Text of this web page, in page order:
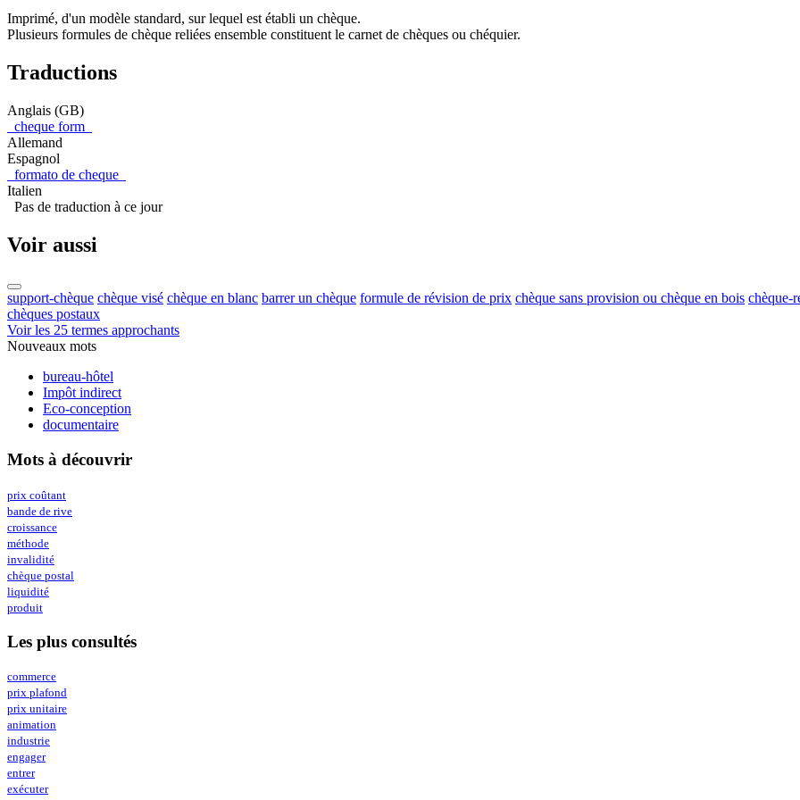
Imprimé, d'un modèle standard, sur lequel est établi un chèque.
Plusieurs formules de chèque reliées ensemble constituent le carnet de chèques ou chéquier.
Traductions
Anglais (GB)
cheque form
Allemand
Espagnol
formato de cheque
Italien
Pas de traduction à ce jour
Voir aussi
support-chèque chèque visé chèque en blanc barrer un chèque formule de révision de prix chèque sans provision ou chèque en bois chèque-
chèques postaux
Voir les 25 termes approchants
Nouveaux mots
bureau-hôtel
Impôt indirect
Eco-conception
documentaire
Mots à découvrir
prix coûtant
bande de rive
croissance
méthode
invalidité
chèque postal
liquidité
produit
Les plus consultés
commerce
prix plafond
prix unitaire
animation
industrie
engager
entrer
exécuter